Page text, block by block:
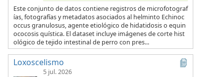
Este conjunto de datos contiene registros de microfotograf
ías, fotografías y metadatos asociados al helminto Echinoc
occus granulosus, agente etiológico de hidatidosis o equin
ococosis quística. El dataset incluye imágenes de corte hist
ológico de tejido intestinal de perro con pres...
Loxoscelismo
5 jul. 2026